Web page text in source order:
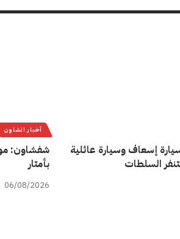
إسعاف وسيارة عائلية
السلطات
أخبار الشاون
شفشاون:
بأمتار
06/08/2026